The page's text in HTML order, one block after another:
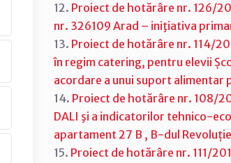
12. Proiect de hotărâre nr. 126/
nr. 326109 Arad – iniţiativa
13. Proiect de hotărâre nr. 114/
în regim catering, pentru elevii
acordare a unui suport
14. Proiect de hotărâre nr. 108/
DALI şi a indicatorilor tehnico-
apartament 27 B , B-dul
15. Proiect de hotărâre nr. 111/